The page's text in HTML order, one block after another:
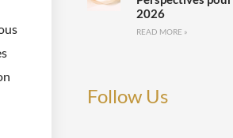
2026
READ MORE »
Follow Us